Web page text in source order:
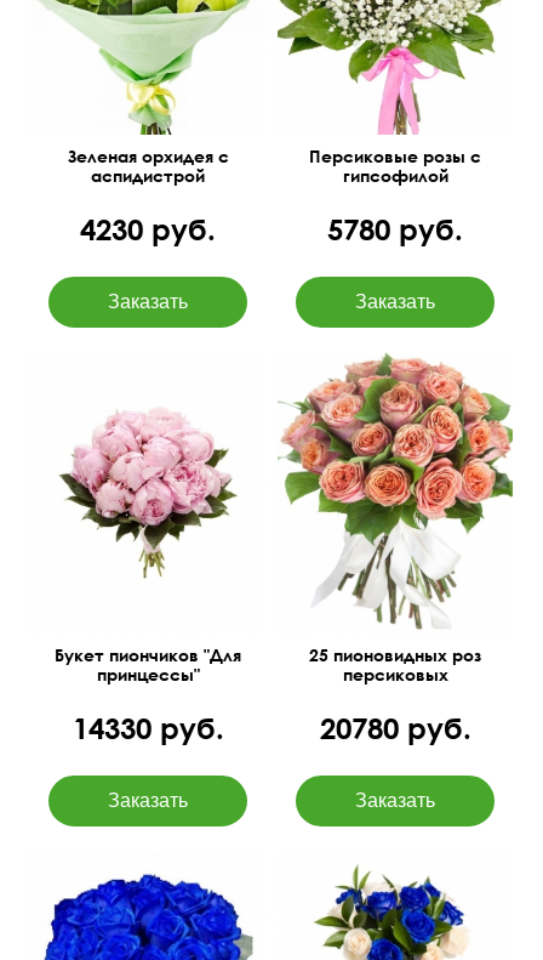
Зеленая орхидея с
аспидистрой
4230 руб.
Персиковые розы с
гипсофилой
5780 руб.
45 см 30 см
Букет пиончиков "Для
принцессы"
14330 руб.
Добавлены листья
салала
25 пионовидных роз
персиковых
20780 руб.